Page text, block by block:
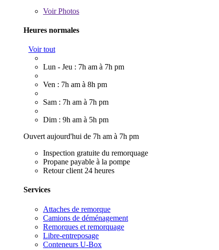
VoirPhotos
Heures normales
Voir tout
Lun - Jeu : 7h am à 7h pm
Ven : 7h am à 8h pm
Sam : 7h am à 7h pm
Dim : 9h am à 5h pm
Ouvert aujourd'hui de 7h am à 7h pm
Inspection gratuite du remorquage
Propane payable à la pompe
Retour client 24 heures
Services
Attaches de remorque
Camions de déménagement
Remorques et remorquage
Libre-entreposage
Conteneurs U-Box